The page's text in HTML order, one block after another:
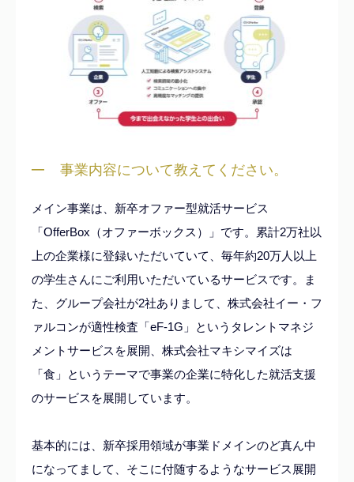
事業内容について教えてください。
メイン事業は、新卒オファー型就活サービス
「OfferBox（オファーボックス）」です。累計2万社以
上の企業様に登録いただいていて、毎年約20万人以上
の学生さんにご利用いただいているサービスです。ま
た、グループ会社が2社ありまして、株式会社イー・フ
ァルコンが適性検査「eF-1G」というタレントマネジ
メントサービスを展開、株式会社マキシマイズは
「食」というテーマで事業の企業に特化した就活支援
のサービスを展開しています。
基本的には、新卒採用領域が事業ドメインのど真ん中
になってまして、そこに付随するようなサービス展開